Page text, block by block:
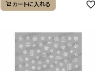
カートに入れる